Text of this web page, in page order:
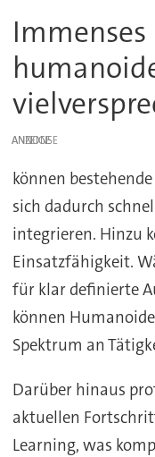
ANZEIGE
können
sich dadurch
integrieren. Hinzu
Einsatzfähigkeit.
für klar definierte
können
Spektrum an
Darüber hinaus
aktuellen
Learning, was